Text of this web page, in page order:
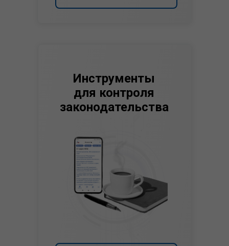
Инструменты
для контроля
законодательства